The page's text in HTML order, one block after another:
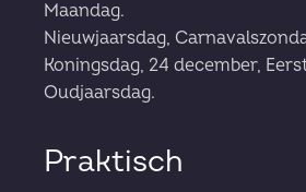
Maandag.
Nieuwjaarsdag,
Koningsdag, 24 december,
Oudjaarsdag.
Praktisch